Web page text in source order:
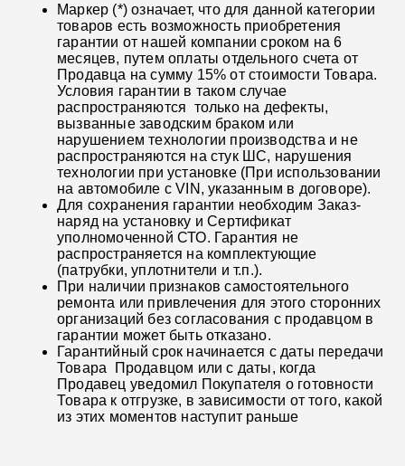
Маркер (*) означает, что для данной категории
товаров есть возможность приобретения
гарантии от нашей компании сроком на 6
месяцев, путем оплаты отдельного счета от
Продавца на сумму 15% от стоимости Товара.
Условия гарантии в таком случае
распространяются только на дефекты,
вызванные заводским браком или
нарушением технологии производства и не
распространяются на стук ШС, нарушения
технологии при установке (При использовании
на автомобиле с VIN, указанным в договоре).
Для сохранения гарантии необходим Заказ-
наряд на установку и Сертификат
уполномоченной СТО. Гарантия не
распространяется на комплектующие
(патрубки, уплотнители и т.п.).
При наличии признаков самостоятельного
ремонта или привлечения для этого сторонних
организаций без согласования с продавцом в
гарантии может быть отказано.
Гарантийный срок начинается с даты передачи
Товара Продавцом или с даты, когда
Продавец уведомил Покупателя о готовности
Товара к отгрузке, в зависимости от того, какой
из этих моментов наступит раньше